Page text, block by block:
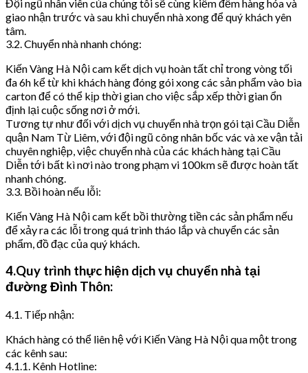
Đội ngũ nhân viên của chúng tôi sẽ cùng kiểm đếm hàng hóa và
giao nhận trước và sau khi chuyển nhà xong để quý khách yên
tâm.
3.2. Chuyển nhà nhanh chóng:
Kiến Vàng Hà Nội cam kết dịch vụ hoàn tất chỉ trong vòng tối
đa 6h kể từ khi khách hàng đóng gói xong các sản phẩm vào bìa
carton để có thể kịp thời gian cho việc sắp xếp thời gian ổn
định lại cuộc sống nơi ở mới.
Tương tự như đối với dịch vụ chuyển nhà trọn gói tại Cầu Diễn
quận Nam Từ Liêm, với đội ngũ công nhân bốc vác và xe vận tải
chuyên nghiệp, việc chuyển nhà của các khách hàng tại Cầu
Diễn tới bất kì nơi nào trong phạm vi 100km sẽ được hoàn tất
nhanh chóng.
3.3. Bồi hoàn nếu lỗi:
Kiến Vàng Hà Nội cam kết bồi thường tiền các sản phẩm nếu
để xảy ra các lỗi trong quá trình tháo lắp và chuyển các sản
phẩm, đồ đạc của quý khách.
4.Quy trình thực hiện dịch vụ chuyển nhà tại
đường Đình Thôn:
4.1. Tiếp nhận:
Khách hàng có thể liên hệ với Kiến Vàng Hà Nội qua một trong
các kênh sau:
4.1.1. Kênh Hotline: